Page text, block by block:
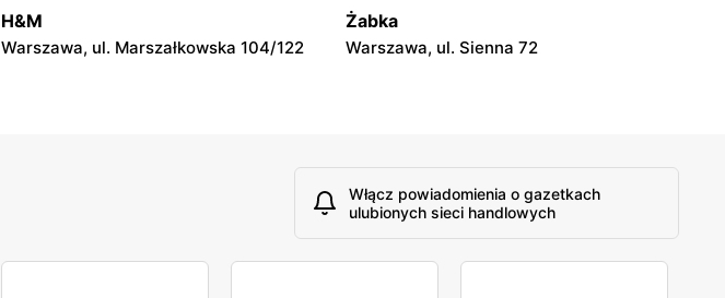
Tomaszów Mazowiecki, ul. Warszawska
1
Mława, ul. Henryka Sienkiewicza 70
H&M
Warszawa, ul. Marszałkowska 104/122
Żabka
Warszawa, ul. Sienna 72
Włącz powiadomienia o gazetkach
ulubionych sieci handlowych